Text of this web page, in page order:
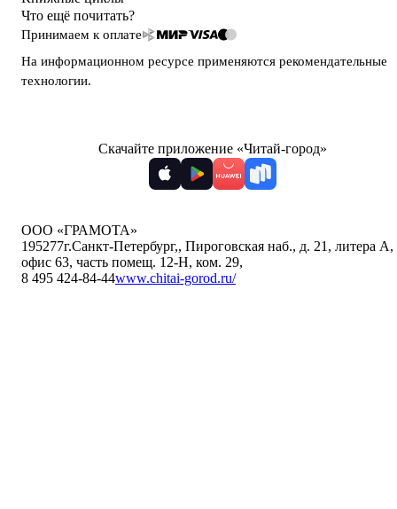
Что ещё почитать?
Принимаем к оплате
На информационном ресурсе применяются рекомендательные
технологии.
Скачайте приложение «Читай-город»
ООО «ГРАМОТА»
195277г.Санкт-Петербург,, Пироговская наб., д. 21, литера А,
офис 63, часть помещ. 12-Н, ком. 29,
8 495 424-84-44www.chitai-gorod.ru/